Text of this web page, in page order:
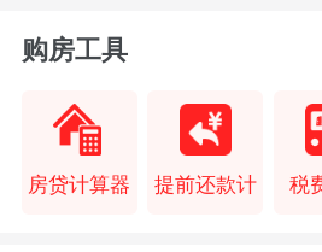
购房工具
房贷计算器 提前还款计 税